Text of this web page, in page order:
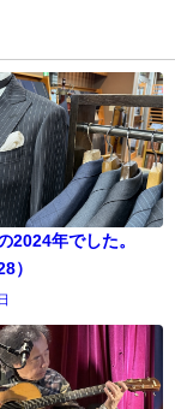
2024年でした。
）